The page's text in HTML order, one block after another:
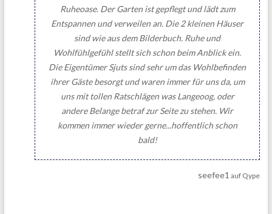
Ruheoase. Der Garten ist gepflegt und lädt zum
Entspannen und verweilen an. Die 2 kleinen Häuser
sind wie aus dem Bilderbuch. Ruhe und
Wohlfühlgefühl stellt sich schon beim Anblick ein.
Die Eigentümer Sjuts sind sehr um das Wohlbefinden
ihrer Gäste besorgt und waren immer für uns da, um
uns mit tollen Ratschlägen was Langeoog, oder
andere Belange betraf zur Seite zu stehen. Wir
kommen immer wieder gerne...hoffentlich schon
bald!
seefee1 auf Qype